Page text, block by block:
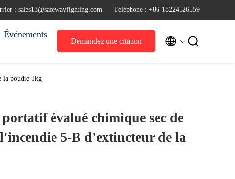
: sales13@safewayfighting.com Téléphone : +86-18224526559
Événements
Demandez une citation  
la poudre 1kg
évalué chimique sec de
5-B d'extincteur de la